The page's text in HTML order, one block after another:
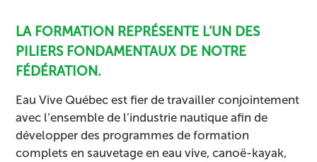
LA FORMATION REPRÉSENTE L’UN DES
PILIERS FONDAMENTAUX DE NOTRE
FÉDÉRATION.
Eau Vive Québec est fier de travailler conjointement
avec l’ensemble de l’industrie nautique afin de
développer des programmes de formation
complets en sauvetage en eau vive, canoë-kayak,